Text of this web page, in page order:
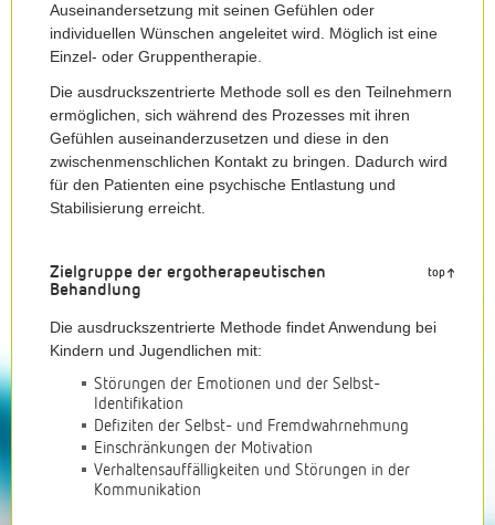
Auseinandersetzung mit seinen Gefühlen oder
individuellen Wünschen angeleitet wird. Möglich ist eine
Einzel- oder Gruppentherapie.
Die ausdruckszentrierte Methode soll es den Teilnehmern
ermöglichen, sich während des Prozesses mit ihren
Gefühlen auseinanderzusetzen und diese in den
zwischenmenschlichen Kontakt zu bringen. Dadurch wird
für den Patienten eine psychische Entlastung und
Stabilisierung erreicht.
Zielgruppe der ergotherapeutischen
Behandlung
top
Die ausdruckszentrierte Methode findet Anwendung bei
Kindern und Jugendlichen mit:
Störungen der Emotionen und der Selbst-
Identifikation
Defiziten der Selbst- und Fremdwahrnehmung
Einschränkungen der Motivation
Verhaltensauffälligkeiten und Störungen in der
Kommunikation